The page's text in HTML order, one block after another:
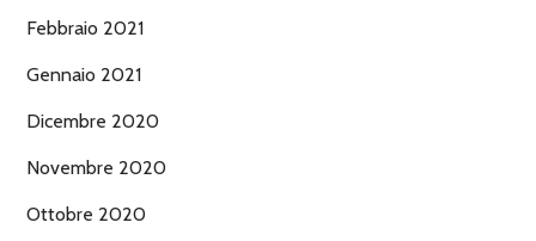
Febbraio 2021
Gennaio 2021
Dicembre 2020
Novembre 2020
Ottobre 2020